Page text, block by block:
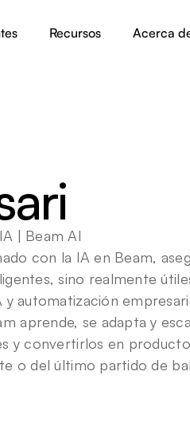
| Beam AI
con la IA en Beam,
sino realmente
y automatización
aprende, se adapta y
y convertirlos en
o del último partido de
Recursos Acerca